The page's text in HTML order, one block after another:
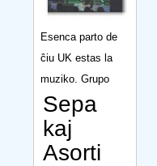
Esenca parto de
ĉiu UK estas la
muziko. Grupo
Sepa
kaj
Asorti